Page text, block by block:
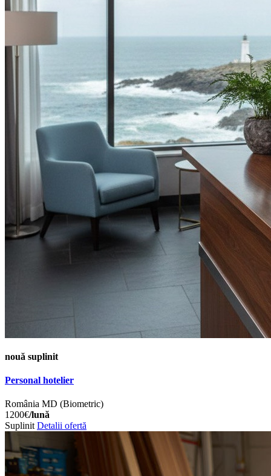
nouă suplinit
Personal hotelier
România MD (Biometric)
1200€/lună
Suplinit Detalii ofertă